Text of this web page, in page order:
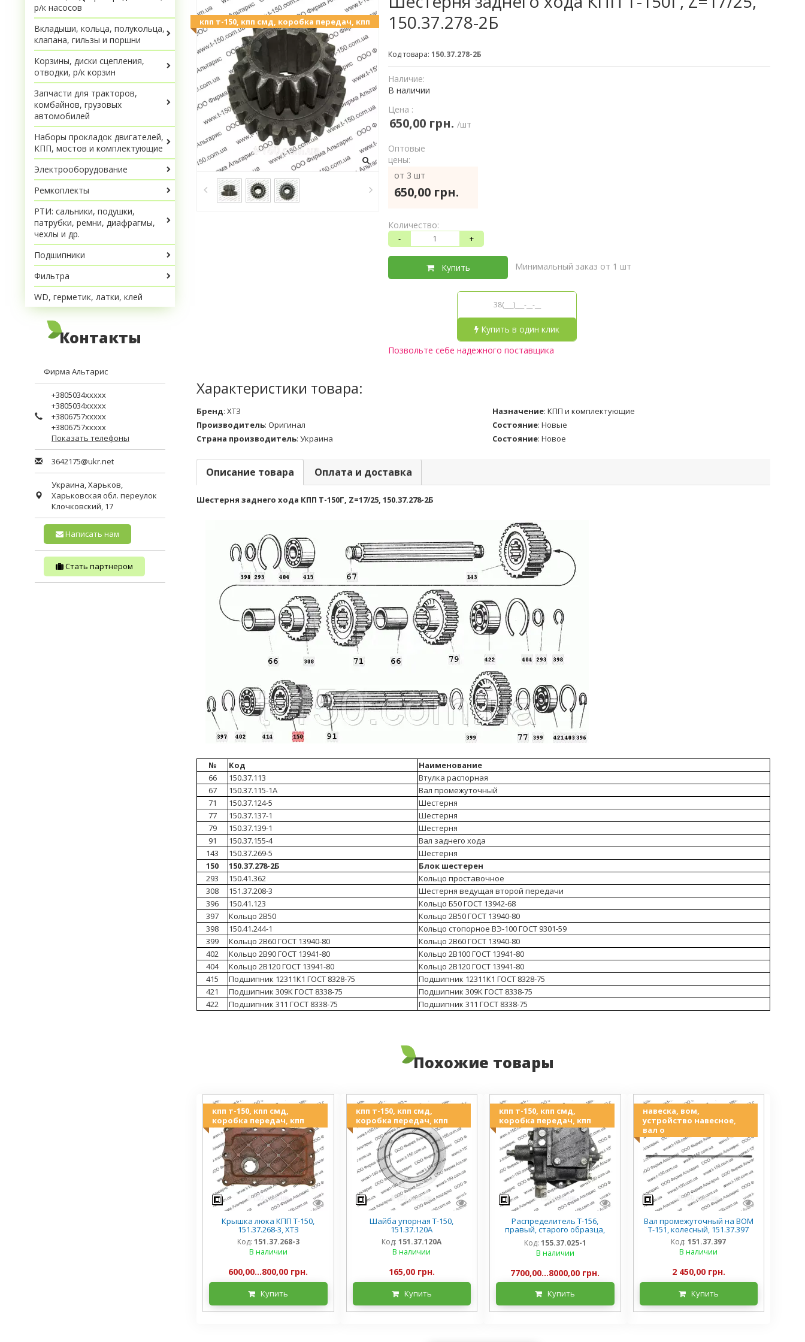
150.37.278-2Б
Код товара: 150.37.278-2Б
кпп т-150, кпп смд, коробка передач, кпп
Наличие:
В наличии
Цена :
650,00 грн. /шт
Оптовые
цены:
от 3 шт
650,00 грн.
Количество:
- +
Купить Минимальный заказ от 1 шт
Купить в один клик
Позвольте себе надежного поставщика
Характеристики товара:
Бренд: ХТЗ Назначение: КПП и комплектующие
Производитель: Оригинал Состояние: Новые
Страна производитель: Украина Состояние: Новое
Описание товара Оплата и доставка
Шестерня заднего хода КПП Т-150Г, Z=17/25, 150.37.278-2Б
№ Код
Наименование
66
150.37.113
Втулка распорная
67
150.37.115-1А
Вал промежуточный
71
150.37.124-5
Шестерня
77
150.37.137-1
Шестерня
79
150.37.139-1
Шестерня
91
150.37.155-4
Вал заднего хода
143
150.37.269-5
Шестерня
150
150.37.278-2Б
Блок шестерен
293
150.41.362
Кольцо проставочное
308
151.37.208-3
Шестерня ведущая второй передачи
396
150.41.123
Кольцо Б50 ГОСТ 13942-68
397
Кольцо 2В50
Кольцо 2В50 ГОСТ 13940-80
398
150.41.244-1
Кольцо стопорное ВЭ-100 ГОСТ 9301-59
399
Кольцо 2В60 ГОСТ 13940-80
Кольцо 2В60 ГОСТ 13940-80
402
Кольцо 2В90 ГОСТ 13941-80
Кольцо 2В100 ГОСТ 13941-80
404
Кольцо 2В120 ГОСТ 13941-80
Кольцо 2В120 ГОСТ 13941-80
415
Подшипник 12311К1 ГОСТ 8328-75
Подшипник 12311К1 ГОСТ 8328-75
421
Подшипник 309К ГОСТ 8338-75
Подшипник 309К ГОСТ 8338-75
422
Подшипник 311 ГОСТ 8338-75 Подшипник 311 ГОСТ 8338-75
Похожие товары
кпп т-150, кпп смд,
коробка передач, кпп
Крышка люка КПП Т-150,
151.37.268-3, ХТЗ
Код: 151.37.268-3
В наличии
600,00...800,00 грн.
Купить
кпп т-150, кпп смд,
коробка передач, кпп
Шайба упорная Т-150,
151.37.120А
Код: 151.37.120А
В наличии
165,00 грн.
Купить
кпп т-150, кпп смд,
коробка передач, кпп
Распределитель Т-156,
правый, старого образца,
155.37.025-1, ремонтный
Код: 155.37.025-1
В наличии
7700,00...8000,00 грн.
Купить
навеска, вом,
устройство навесное,
вал о
Вал промежуточный на ВОМ
Т-151, колесный, 151.37.397
Код: 151.37.397
В наличии
2 450,00 грн.
Купить
р/к насосов
Вкладыши, кольца, полукольца,
клапана, гильзы и поршни
Корзины, диски сцепления,
отводки, р/к корзин
Запчасти для тракторов,
комбайнов, грузовых
автомобилей
Наборы прокладок двигателей,
КПП, мостов и комплектующие
Электрооборудование
Ремкоплекты
РТИ: сальники, подушки,
патрубки, ремни, диафрагмы,
чехлы и др.
Подшипники
Фильтра
WD, герметик, латки, клей
Контакты
Фирма Альтарис
+3805034xxxxx
+3805034xxxxx
+3806757xxxxx
+3806757xxxxx
Показать телефоны
3642175@ukr.net
Украина,Харьков,
Харьковская обл. переулок
Клочковский, 17
Написать нам
Стать партнером